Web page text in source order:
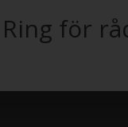
Ring för